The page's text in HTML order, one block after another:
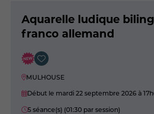
Aquarelle ludique
franco allemand
MULHOUSE
Début le mardi 22 septembre 2026 à
5 séance(s) (01:30 par session)